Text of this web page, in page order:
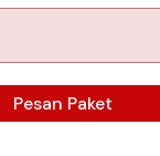
Pesan Paket